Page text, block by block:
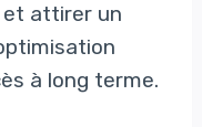
et attirer un
à long terme.